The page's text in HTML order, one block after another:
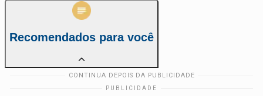
Recomendados para você